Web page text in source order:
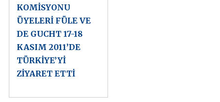
KOMİSYONU
ÜYELERİ FÜLE VE
DE GUCHT 17-18
KASIM 2011’DE
TÜRKİYE’Yİ
ZİYARET ETTİ